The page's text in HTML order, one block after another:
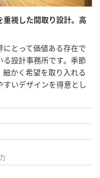
重視した間取り設計。高
にとって価値ある存在で
る設計事務所です。季節
かく希望を取り入れる
すいデザインを得意とし